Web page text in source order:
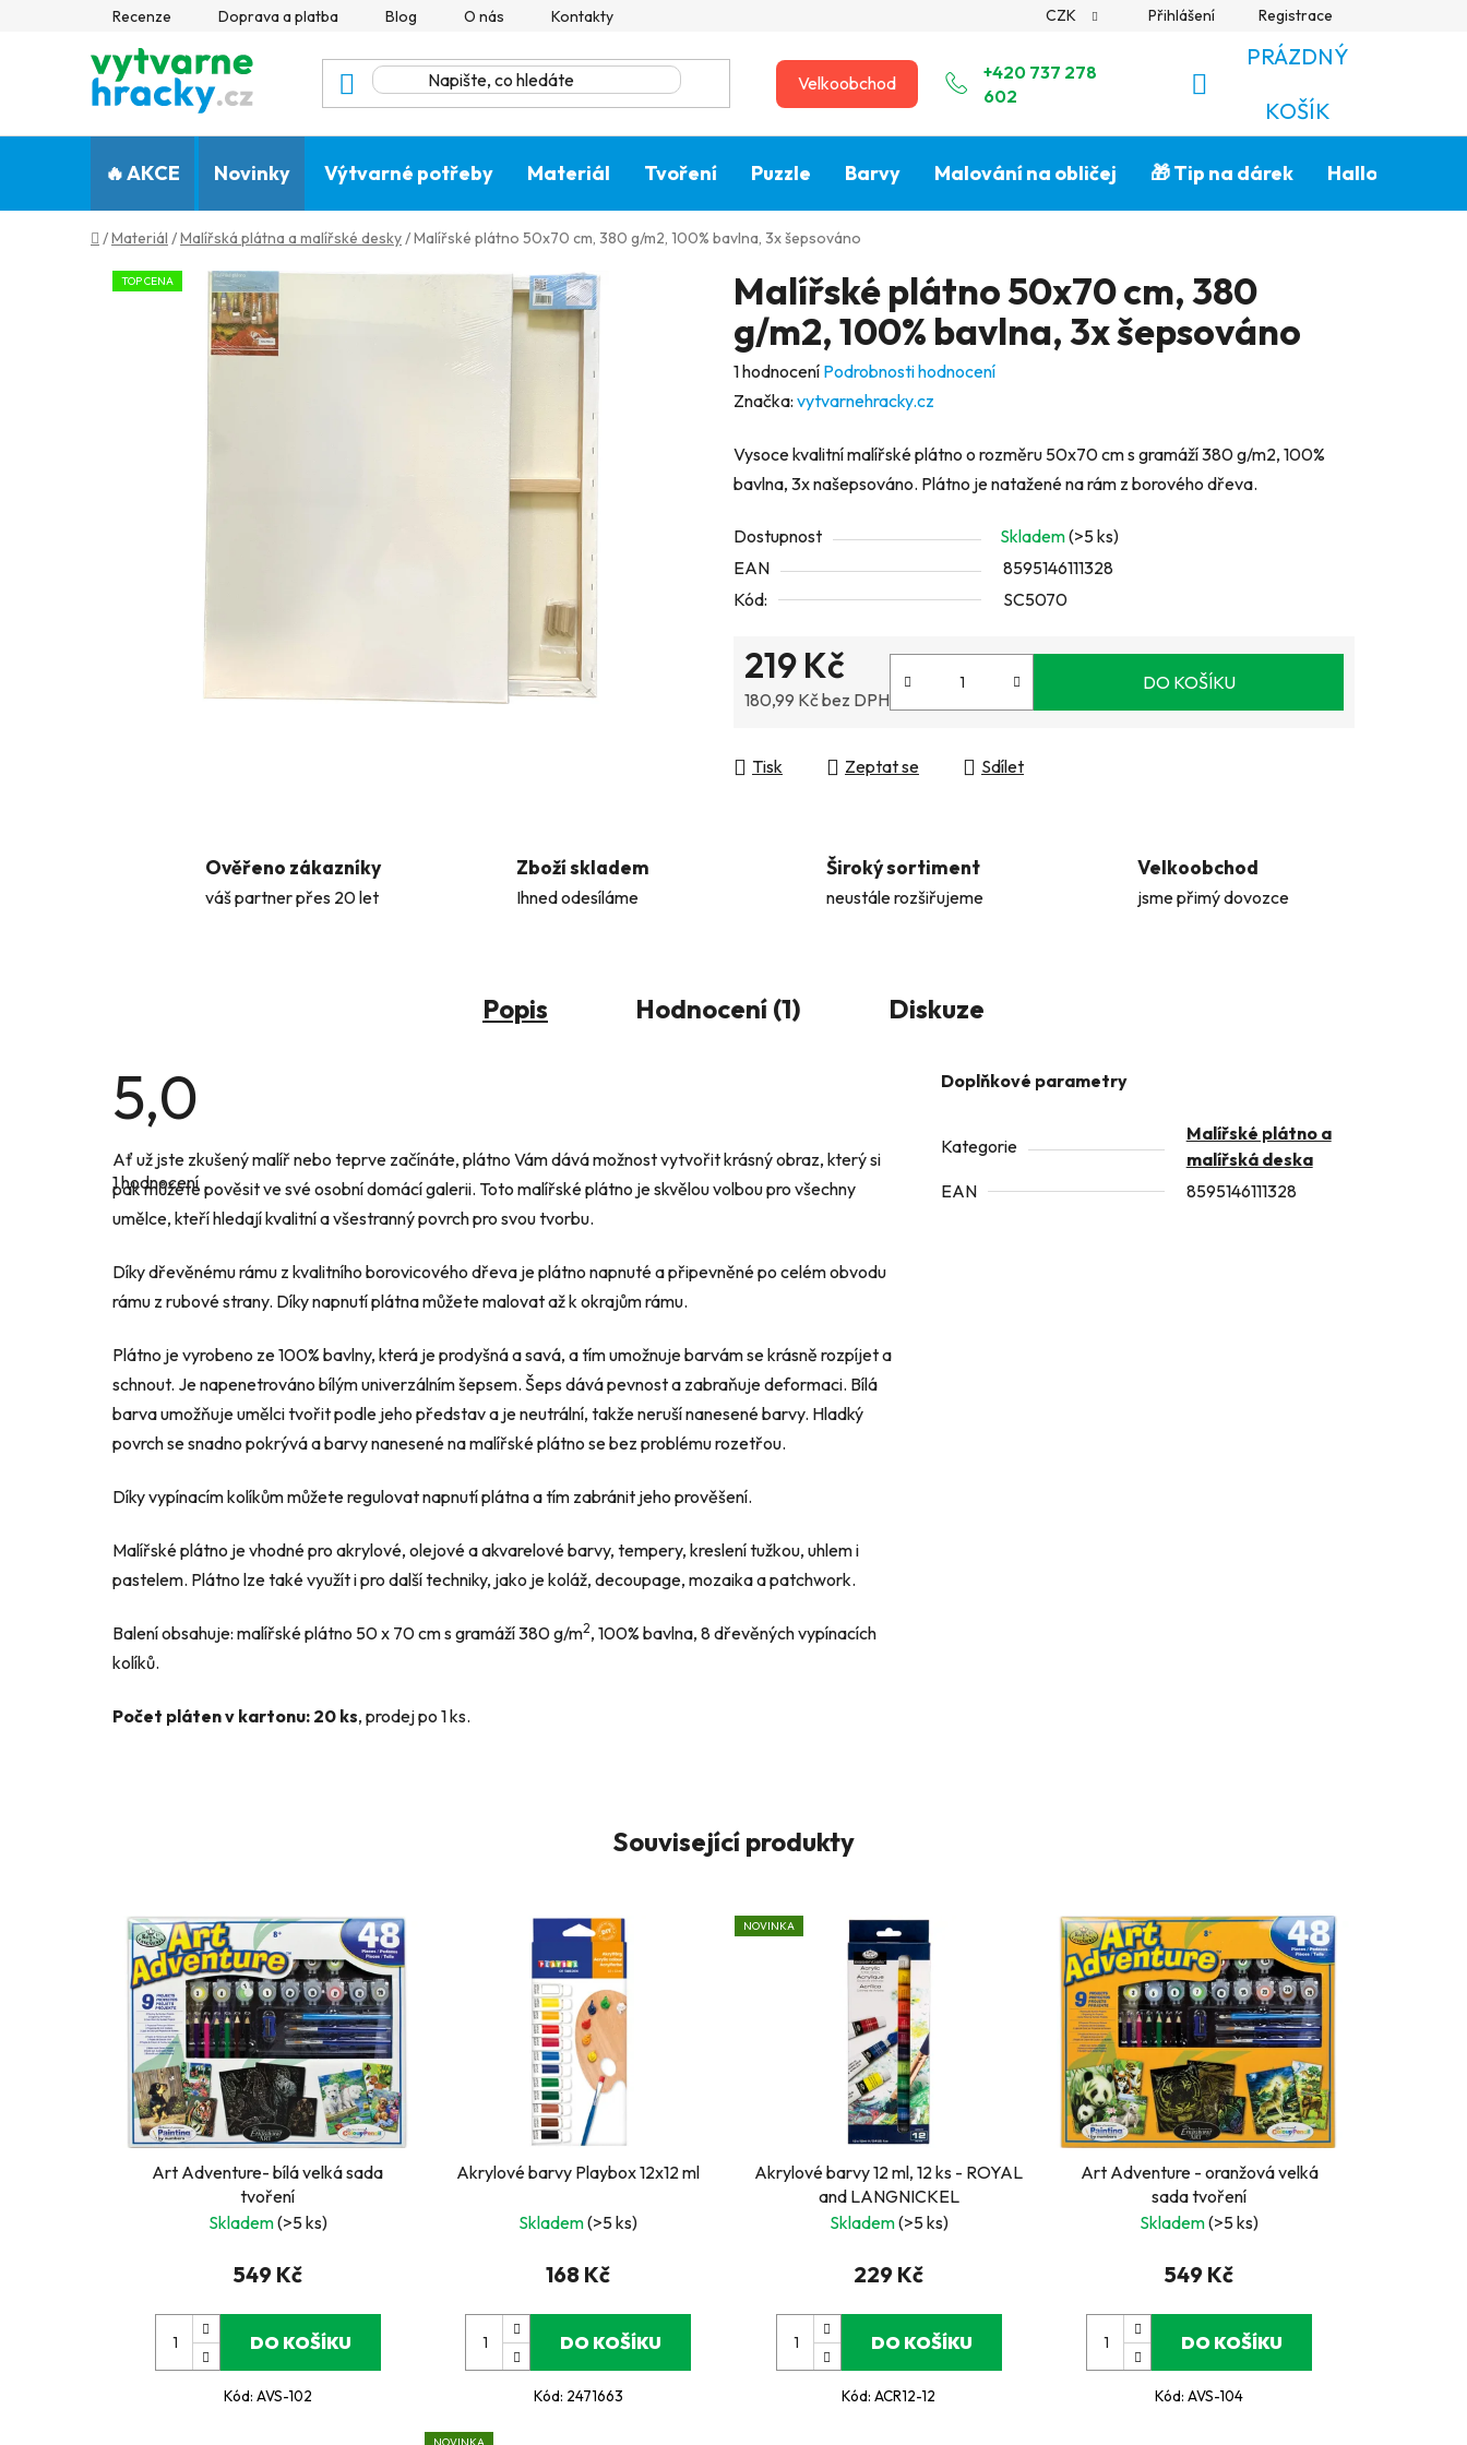
Recenze Doprava a platba Blog O nás Kontakty CZK Přihlášení Registrace
Velkoobchod
+420 737 278
602
NÁKUPNÍ
KOŠÍK
PRÁZDNÝ
KOŠÍK
🔥 AKCE Novinky Výtvarné potřeby Materiál Tvoření Puzzle Barvy Malování na obličej 🎁 Tip na dárek Halloween🎃
Domů
/Materiál /Malířská plátna a malířské desky/Malířské plátno 50x70 cm, 380 g/m2, 100% bavlna, 3x šepsováno
Malířské plátno 50x70 cm, 380
g/m2, 100% bavlna, 3x šepsováno
Průměrné
hodnocení
je
5,0
5
hvězdiček.
1 hodnocení Podrobnosti hodnocení
Značka: vytvarnehracky.cz
Vysoce kvalitní malířské plátno o rozměru 50x70 cm s gramáží 380 g/m2, 100%
bavlna, 3x našepsováno. Plátno je natažené na rám z borového dřeva.
Dostupnost Skladem(>5 ks)
EAN
8595146111328
Kód:
SC5070
219 Kč
180,99 Kč bez DPH
DO KOŠÍKU
Tisk Zeptat se Sdílet
TOP CENA
Ověřeno zákazníky
váš partner přes 20 let
Zboží skladem
Ihned odesíláme
Široký sortiment
neustále rozšiřujeme
Velkoobchod
jsme přimý dovozce
Popis Hodnocení (1) Diskuze
5,0
Průměrné
hodnocení
produktu
je
5,0
hvězdiček.
1 hodnocení
Ať už jste zkušený malíř nebo teprve začínáte, plátno Vám dává možnost vytvořit krásný obraz, který si
pak můžete pověsit ve své osobní domácí galerii. Toto malířské plátno je skvělou volbou pro všechny
umělce, kteří hledají kvalitní a všestranný povrch pro svou tvorbu.
Díky dřevěnému rámu z kvalitního borovicového dřeva je plátno napnuté a připevněné po celém obvodu
rámu z rubové strany. Díky napnutí plátna můžete malovat až k okrajům rámu.
Plátno je vyrobeno ze 100% bavlny, která je prodyšná a savá, a tím umožnuje barvám se krásně rozpíjet a
schnout. Je napenetrováno bílým univerzálním šepsem. Šeps dává pevnost a zabraňuje deformaci. Bílá
barva umožňuje umělci tvořit podle jeho představ a je neutrální, takže neruší nanesené barvy. Hladký
povrch se snadno pokrývá a barvy nanesené na malířské plátno se bez problému rozetřou.
Díky vypínacím kolíkům můžete regulovat napnutí plátna a tím zabránit jeho prověšení.
Malířské plátno je vhodné pro akrylové, olejové a akvarelové barvy, tempery, kreslení tužkou, uhlem i
pastelem. Plátno lze také využít i pro další techniky, jako je koláž, decoupage, mozaika a patchwork.
Balení obsahuje: malířské plátno 50 x 70 cm s gramáží 380g/m2, 100% bavlna, 8 dřevěných vypínacích
kolíků.
Počet pláten v kartonu: 20 ks, prodej po 1 ks.
Doplňkové parametry
Kategorie
Malířské plátno a
malířská deska
EAN
8595146111328
Související produkty
Art Adventure- bílá velká sada
tvoření
Skladem(>5 ks)
549 Kč
DO KOŠÍKU
Kód: AVS-102
Akrylové barvy Playbox 12x12 ml
Skladem(>5 ks)
168 Kč
DO KOŠÍKU
Kód: 2471663
NOVINKA
Akrylové barvy 12 ml, 12 ks - ROYAL
and LANGNICKEL
Skladem(>5 ks)
229 Kč
DO KOŠÍKU
Kód:ACR12-12
Art Adventure - oranžová velká
sada tvoření
Skladem(>5 ks)
549 Kč
DO KOŠÍKU
Kód:AVS-104
NOVINKA